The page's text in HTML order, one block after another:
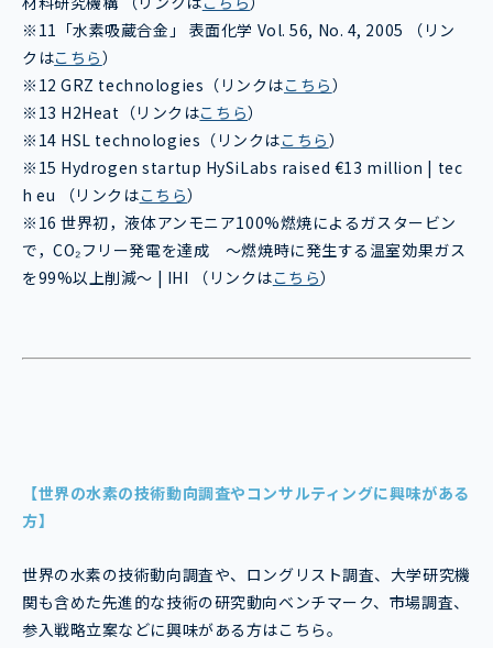
※11「水素吸蔵合金」 表面化学 Vol. 56, No. 4, 2005 （リン
クはこちら）
※12 GRZ technologies（リンクはこちら）
※13 H2Heat（リンクはこちら）
※14 HSL technologies（リンクはこちら）
※15 Hydrogen startup HySiLabs raised €13 million | tec
h eu （リンクはこちら）
※16 世界初，液体アンモニア100%燃焼によるガスタービン
で，CO₂フリー発電を達成 ～燃焼時に発生する温室効果ガス
を99%以上削減～ | IHI （リンクはこちら）
【世界の水素の技術動向調査やコンサルティングに興味がある
方】
世界の水素の技術動向調査や、ロングリスト調査、大学研究機
関も含めた先進的な技術の研究動向ベンチマーク、市場調査、
参入戦略立案などに興味がある方はこちら。